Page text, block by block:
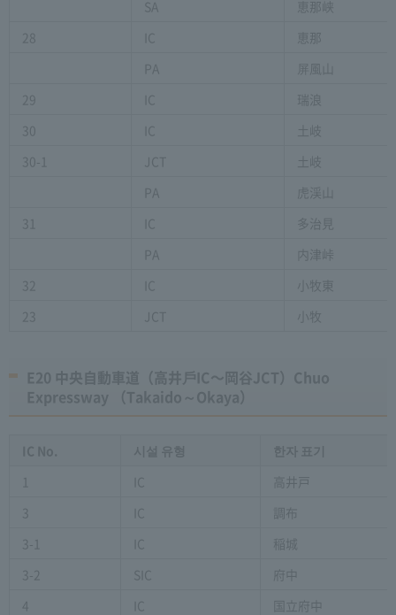
SA
恵那峡
28
IC
恵那
PA
屏風山
29
IC
瑞浪
30
IC
土岐
30-1
JCT
土岐
PA
虎渓山
31
IC
多治見
PA
内津峠
32
IC
小牧東
23
JCT 小牧
E20 中央自動車道（高井⼾IC〜岡谷JCT）Chuo
Expressway （Takaido～Okaya）
1
IC
高井戸
3
IC
調布
3-1
IC
稲城
3-2
SIC
府中
4
IC
国立府中